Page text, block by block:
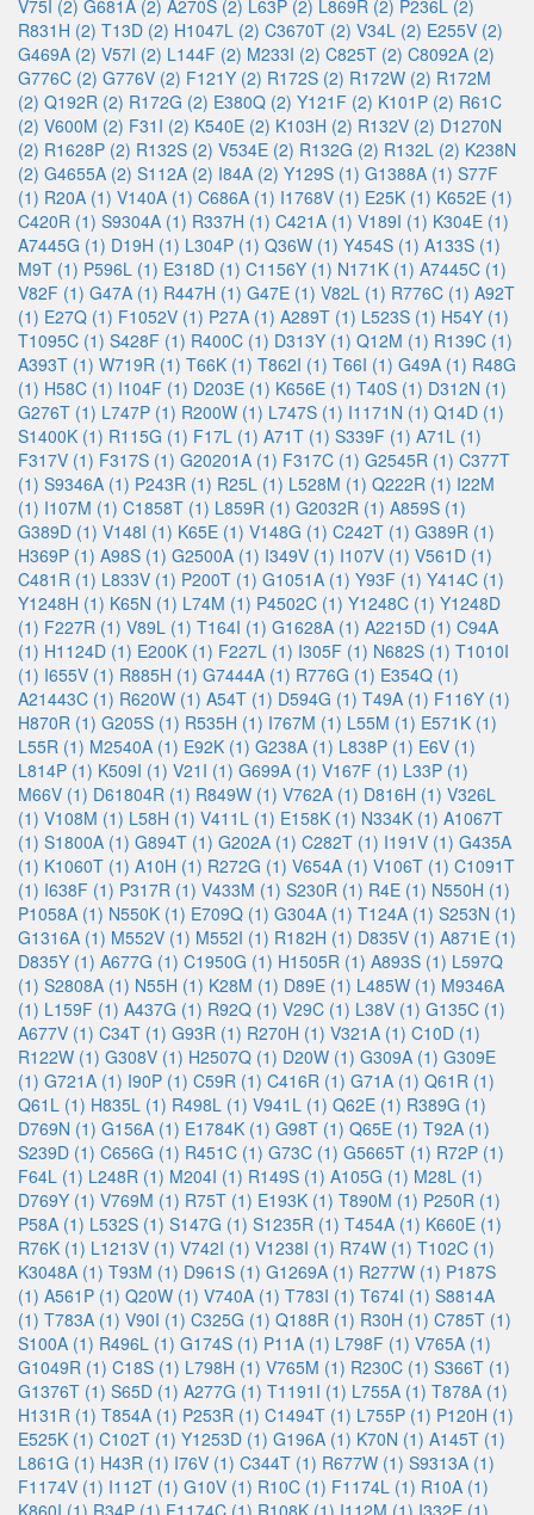
V75I (2) G681A (2) A270S (2) L63P (2) L869R (2) P236L (2)
R831H (2) T13D (2) H1047L (2) C3670T (2) V34L (2) E255V (2)
G469A (2) V57I (2) L144F (2) M233I (2) C825T (2) C8092A (2)
G776C (2) G776V (2) F121Y (2) R172S (2) R172W (2) R172M
(2) Q192R (2) R172G (2) E380Q (2) Y121F (2) K101P (2) R61C
(2) V600M (2) F31I (2) K540E (2) K103H (2) R132V (2) D1270N
(2) R1628P (2) R132S (2) V534E (2) R132G (2) R132L (2) K238N
(2) G4655A (2) S112A (2) I84A (2) Y129S (1) G1388A (1) S77F
(1) R20A (1) V140A (1) C686A (1) I1768V (1) E25K (1) K652E (1)
C420R (1) S9304A (1) R337H (1) C421A (1) V189I (1) K304E (1)
A7445G (1) D19H (1) L304P (1) Q36W (1) Y454S (1) A133S (1)
M9T (1) P596L (1) E318D (1) C1156Y (1) N171K (1) A7445C (1)
V82F (1) G47A (1) R447H (1) G47E (1) V82L (1) R776C (1) A92T
(1) E27Q (1) F1052V (1) P27A (1) A289T (1) L523S (1) H54Y (1)
T1095C (1) S428F (1) R400C (1) D313Y (1) Q12M (1) R139C (1)
A393T (1) W719R (1) T66K (1) T862I (1) T66I (1) G49A (1) R48G
(1) H58C (1) I104F (1) D203E (1) K656E (1) T40S (1) D312N (1)
G276T (1) L747P (1) R200W (1) L747S (1) I1171N (1) Q14D (1)
S1400K (1) R115G (1) F17L (1) A71T (1) S339F (1) A71L (1)
F317V (1) F317S (1) G20201A (1) F317C (1) G2545R (1) C377T
(1) S9346A (1) P243R (1) R25L (1) L528M (1) Q222R (1) I22M
(1) I107M (1) C1858T (1) L859R (1) G2032R (1) A859S (1)
G389D (1) V148I (1) K65E (1) V148G (1) C242T (1) G389R (1)
H369P (1) A98S (1) G2500A (1) I349V (1) I107V (1) V561D (1)
C481R (1) L833V (1) P200T (1) G1051A (1) Y93F (1) Y414C (1)
Y1248H (1) K65N (1) L74M (1) P4502C (1) Y1248C (1) Y1248D
(1) F227R (1) V89L (1) T164I (1) G1628A (1) A2215D (1) C94A
(1) H1124D (1) E200K (1) F227L (1) I305F (1) N682S (1) T1010I
(1) I655V (1) R885H (1) G7444A (1) R776G (1) E354Q (1)
A21443C (1) R620W (1) A54T (1) D594G (1) T49A (1) F116Y (1)
H870R (1) G205S (1) R535H (1) I767M (1) L55M (1) E571K (1)
L55R (1) M2540A (1) E92K (1) G238A (1) L838P (1) E6V (1)
L814P (1) K509I (1) V21I (1) G699A (1) V167F (1) L33P (1)
M66V (1) D61804R (1) R849W (1) V762A (1) D816H (1) V326L
(1) V108M (1) L58H (1) V411L (1) E158K (1) N334K (1) A1067T
(1) S1800A (1) G894T (1) G202A (1) C282T (1) I191V (1) G435A
(1) K1060T (1) A10H (1) R272G (1) V654A (1) V106T (1) C1091T
(1) I638F (1) P317R (1) V433M (1) S230R (1) R4E (1) N550H (1)
P1058A (1) N550K (1) E709Q (1) G304A (1) T124A (1) S253N (1)
G1316A (1) M552V (1) M552I (1) R182H (1) D835V (1) A871E (1)
D835Y (1) A677G (1) C1950G (1) H1505R (1) A893S (1) L597Q
(1) S2808A (1) N55H (1) K28M (1) D89E (1) L485W (1) M9346A
(1) L159F (1) A437G (1) R92Q (1) V29C (1) L38V (1) G135C (1)
A677V (1) C34T (1) G93R (1) R270H (1) V321A (1) C10D (1)
R122W (1) G308V (1) H2507Q (1) D20W (1) G309A (1) G309E
(1) G721A (1) I90P (1) C59R (1) C416R (1) G71A (1) Q61R (1)
Q61L (1) H835L (1) R498L (1) V941L (1) Q62E (1) R389G (1)
D769N (1) G156A (1) E1784K (1) G98T (1) Q65E (1) T92A (1)
S239D (1) C656G (1) R451C (1) G73C (1) G5665T (1) R72P (1)
F64L (1) L248R (1) M204I (1) R149S (1) A105G (1) M28L (1)
D769Y (1) V769M (1) R75T (1) E193K (1) T890M (1) P250R (1)
P58A (1) L532S (1) S147G (1) S1235R (1) T454A (1) K660E (1)
R76K (1) L1213V (1) V742I (1) V1238I (1) R74W (1) T102C (1)
K3048A (1) T93M (1) D961S (1) G1269A (1) R277W (1) P187S
(1) A561P (1) Q20W (1) V740A (1) T783I (1) T674I (1) S8814A
(1) T783A (1) V90I (1) C325G (1) Q188R (1) R30H (1) C785T (1)
S100A (1) R496L (1) G174S (1) P11A (1) L798F (1) V765A (1)
G1049R (1) C18S (1) L798H (1) V765M (1) R230C (1) S366T (1)
G1376T (1) S65D (1) A277G (1) T1191I (1) L755A (1) T878A (1)
H131R (1) T854A (1) P253R (1) C1494T (1) L755P (1) P120H (1)
E525K (1) C102T (1) Y1253D (1) G196A (1) K70N (1) A145T (1)
L861G (1) H43R (1) I76V (1) C344T (1) R677W (1) S9313A (1)
F1174V (1) I112T (1) G10V (1) R10C (1) F1174L (1) R10A (1)
K860I (1) R34P (1) F1174C (1) R108K (1) I112M (1) I332E (1)